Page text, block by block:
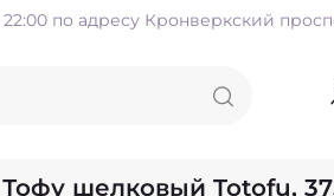
по адресу Кронверкский
Тофу шелковый Totofu,